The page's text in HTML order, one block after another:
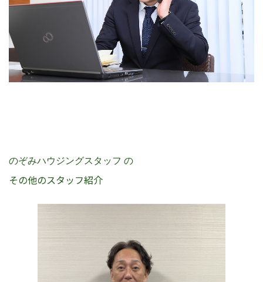
のぞみハウジングスタッフ の
その他のスタッフ紹介